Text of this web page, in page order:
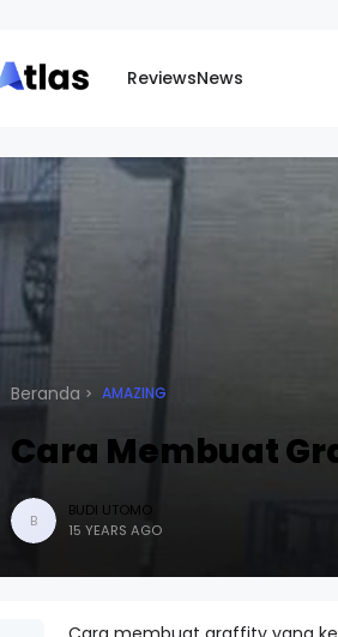
ReviewsNews
Beranda AMAZING
Cara Membuat
B
BUDI UTOMO
15 YEARS AGO